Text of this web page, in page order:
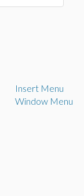
Insert Menu
Window Menu